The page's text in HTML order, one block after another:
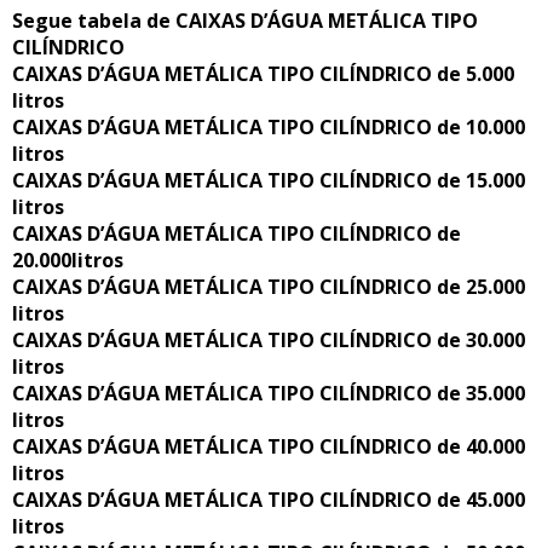
Segue tabela de CAIXAS D’ÁGUA METÁLICA TIPO
CILÍNDRICO
CAIXAS D’ÁGUA METÁLICA TIPO CILÍNDRICO de 5.000
litros
CAIXAS D’ÁGUA METÁLICA TIPO CILÍNDRICO de 10.000
litros
CAIXAS D’ÁGUA METÁLICA TIPO CILÍNDRICO de 15.000
litros
CAIXAS D’ÁGUA METÁLICA TIPO CILÍNDRICO de
20.000litros
CAIXAS D’ÁGUA METÁLICA TIPO CILÍNDRICO de 25.000
litros
CAIXAS D’ÁGUA METÁLICA TIPO CILÍNDRICO de 30.000
litros
CAIXAS D’ÁGUA METÁLICA TIPO CILÍNDRICO de 35.000
litros
CAIXAS D’ÁGUA METÁLICA TIPO CILÍNDRICO de 40.000
litros
CAIXAS D’ÁGUA METÁLICA TIPO CILÍNDRICO de 45.000
litros